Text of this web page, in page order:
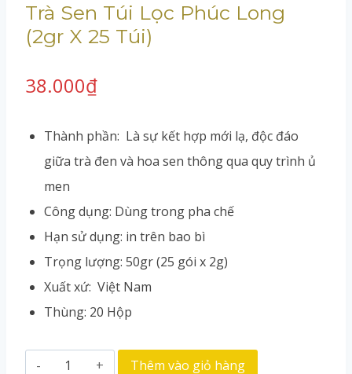
Trà Sen Túi Lọc Phúc Long
(2gr X 25 Túi)
38.000₫
Thành phần: Là sự kết hợp mới lạ, độc đáo
giữa trà đen và hoa sen thông qua quy trình ủ
men
Công dụng: Dùng trong pha chế
Hạn sử dụng: in trên bao bì
Trọng lượng: 50gr (25 gói x 2g)
Xuất xứ: Việt Nam
Thùng: 20 Hộp
Thêm vào giỏ hàng